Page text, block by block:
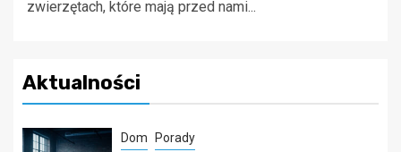
zwierzętach, które mają przed nami...
Aktualności
Dom Porady